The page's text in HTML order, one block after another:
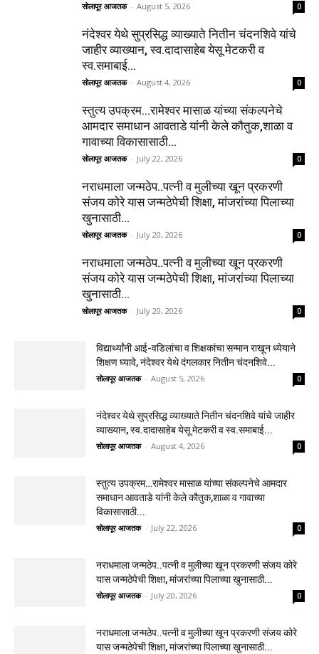
सोलापूर आजतक - August 5, 2026 0
नंदेश्वर येथे सुप्रसिद्ध व्याख्याते नितीन चंदनशिवे यांचे
जाहीर व्याख्यान, स्व.दादासाहेब येसू मेटकरी व
स्व.समाबाई...
सोलापूर आजतक - August 4, 2026 0
स्तुत्य उपक्रम…रामेश्वर मासाळ यांच्या संकल्पनेचे
आमदार समाधान आवताडे यांनी केले कौतुक,शाळा व
गावाच्या विकासासाठी...
सोलापूर आजतक - July 22, 2026 0
नराधमाला जन्मठेप..पत्नी व मुलीच्या खून प्रकरणी
संजय कोरे यास जन्मठेपेची शिक्षा, मांजरांच्या पिलाच्या
खुनासाठी...
सोलापूर आजतक - July 20, 2026 0
नराधमाला जन्मठेप..पत्नी व मुलीच्या खून प्रकरणी
संजय कोरे यास जन्मठेपेची शिक्षा, मांजरांच्या पिलाच्या
खुनासाठी...
सोलापूर आजतक - July 20, 2026 0
विद्यार्थ्यांनी आई-वडिलांचा व शिक्षकांचा सन्मान राखून ध्येयाने
शिक्षण घ्यावे, नंदेश्वर येथे दंगलकार नितीन चंदनशिवे...
सोलापूर आजतक - August 5, 2026 0
नंदेश्वर येथे सुप्रसिद्ध व्याख्याते नितीन चंदनशिवे यांचे जाहीर
व्याख्यान, स्व.दादासाहेब येसू मेटकरी व स्व.समाबाई...
सोलापूर आजतक - August 4, 2026 0
स्तुत्य उपक्रम…रामेश्वर मासाळ यांच्या संकल्पनेचे आमदार
समाधान आवताडे यांनी केले कौतुक,शाळा व गावाच्या
विकासासाठी...
सोलापूर आजतक - July 22, 2026 0
नराधमाला जन्मठेप..पत्नी व मुलीच्या खून प्रकरणी संजय कोरे
यास जन्मठेपेची शिक्षा, मांजरांच्या पिलाच्या खुनासाठी...
सोलापूर आजतक - July 20, 2026 0
नराधमाला जन्मठेप..पत्नी व मुलीच्या खून प्रकरणी संजय कोरे
यास जन्मठेपेची शिक्षा, मांजरांच्या पिलाच्या खुनासाठी...